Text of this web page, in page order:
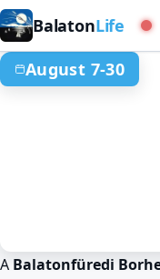
BalatonLife
August 7-30
A Balatonfüredi